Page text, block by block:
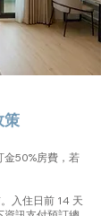
策
金50%房費，若
入住日前 14 天